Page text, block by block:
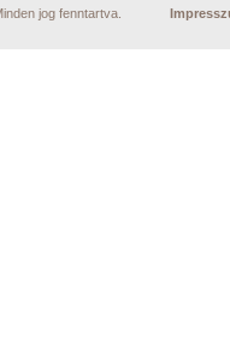
jog fenntartva.